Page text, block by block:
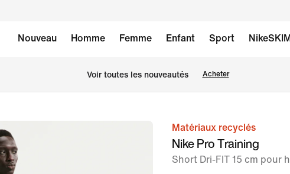
Nouveau Homme Femme Enfant Sport
Voir toutes les nouveautés Acheter
image 1Matériaux recyclés
Nike Pro Training
Short Dri-FIT 15 cm pour